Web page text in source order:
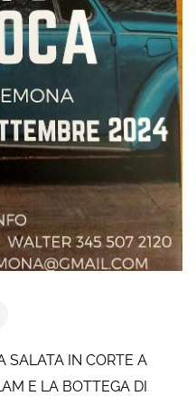
SALATA IN CORTE A
E LA BOTTEGA DI